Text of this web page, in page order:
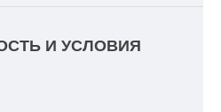
И УСЛОВИЯ